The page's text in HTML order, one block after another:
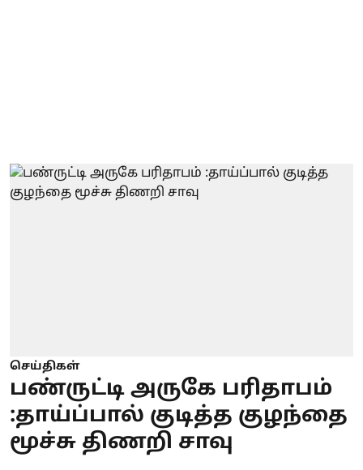
செய்திகள்
பண்ருட்டி அருகே பரிதாபம்
:தாய்ப்பால் குடித்த குழந்தை
மூச்சு திணறி சாவு